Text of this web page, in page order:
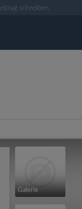
schreiben
Galerie